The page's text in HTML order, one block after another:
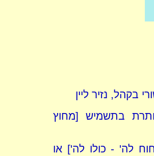
בקהל, נזיר ליין
בתשמיש [מחוץ
לה' - כולו לה'] או